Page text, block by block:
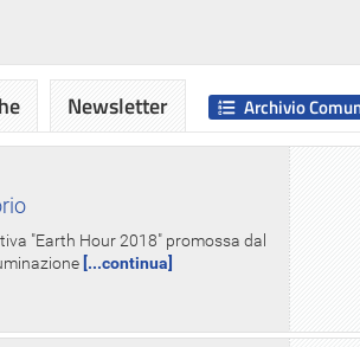
"Earth Hour 2018" promossa dal
[...continua]
Archivio
Newsletter